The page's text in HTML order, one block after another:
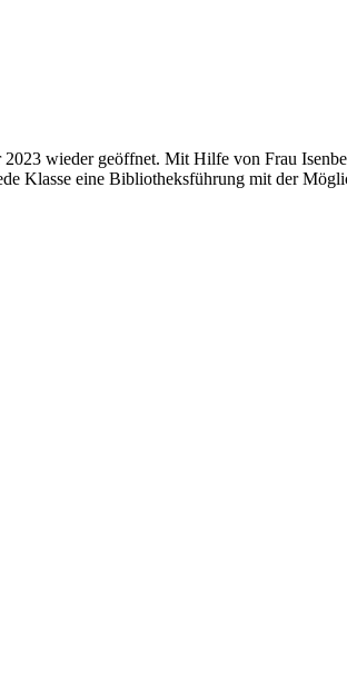
wieder geöffnet. Mit Hilfe von Frau
Klasse eine Bibliotheksführung mit der